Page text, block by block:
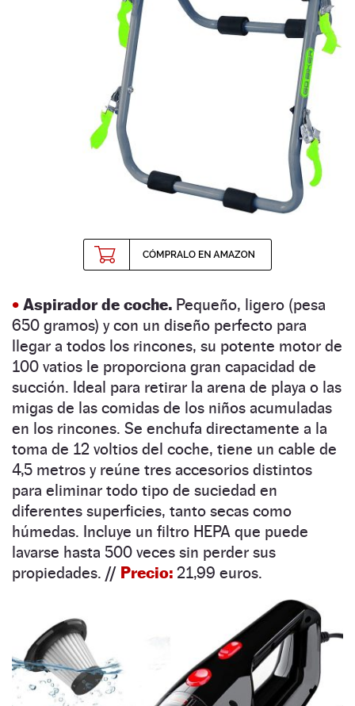
• Aspirador de coche. Pequeño, ligero (pesa
650 gramos) y con un diseño perfecto para
llegar a todos los rincones, su potente motor de
100 vatios le proporciona gran capacidad de
succión. Ideal para retirar la arena de playa o las
migas de las comidas de los niños acumuladas
en los rincones. Se enchufa directamente a la
toma de 12 voltios del coche, tiene un cable de
4,5 metros y reúne tres accesorios distintos
para eliminar todo tipo de suciedad en
diferentes superficies, tanto secas como
húmedas. Incluye un filtro HEPA que puede
lavarse hasta 500 veces sin perder sus
propiedades. // Precio: 21,99 euros.